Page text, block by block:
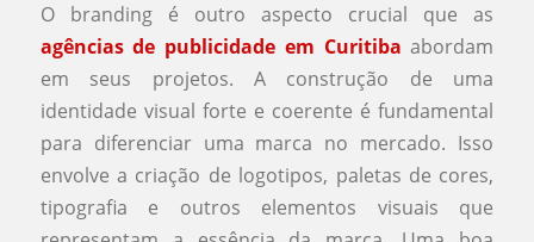
O branding é outro aspecto crucial que as
agências de publicidade em Curitiba abordam
em seus projetos. A construção de uma
identidade visual forte e coerente é fundamental
para diferenciar uma marca no mercado. Isso
envolve a criação de logotipos, paletas de cores,
tipografia e outros elementos visuais que